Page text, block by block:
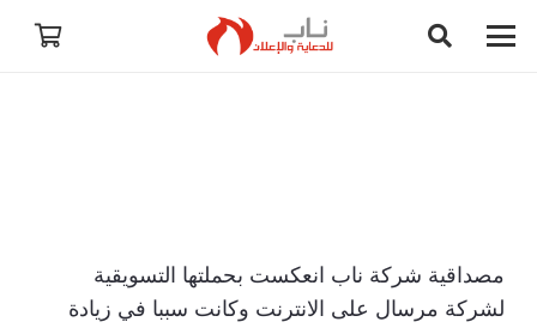
مصداقية شركة ناب انعكست بحملتها التسويقية
لشركة مرسال على الانترنت وكانت سببا في زيادة